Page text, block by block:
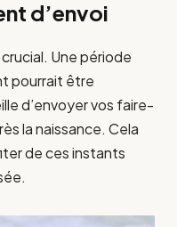
d’envoi
Une période
pourrait être
d’envoyer vos faire-
la naissance. Cela
de ces instants